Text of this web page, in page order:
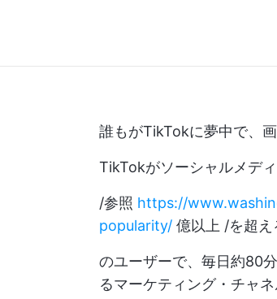
誰もがTikTokに夢中で、
TikTokがソーシャルメデ
/参照 https://
popularity/ 億以上 /を超え
のユーザーで、毎日約80
るマーケティング・チャネ